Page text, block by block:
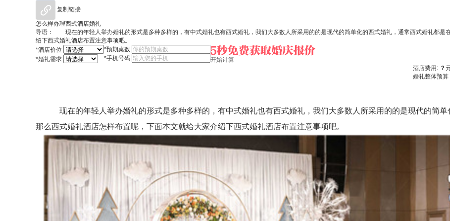
复制链接
怎么样办理西式酒店婚礼
导语： 现在的年轻人举办婚礼的形式是多种多样的，有中式婚礼也有西式婚礼，我们大多数人所采用的的是现代的简单化的西式婚礼，通常西式婚礼都是
绍下西式婚礼酒店布置注意事项吧。
*酒店价位
*婚礼需求
*预期桌数
*手机号码
开始计算
酒店费用: ？
婚礼整体预算
现在的年轻人举办婚礼的形式是多种多样的，有中式婚礼也有西式婚礼，我们大多数人所采用的的是现代的简单
那么西式婚礼酒店怎样布置呢，下面本文就给大家介绍下西式婚礼酒店布置注意事项吧。